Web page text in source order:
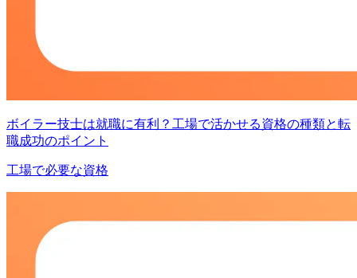
ボイラー技士は就職に有利？工場で活かせる資格の種類と転
職成功のポイント
工場で必要な資格